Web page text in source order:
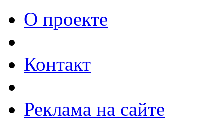
О проекте
Контакт
Реклама на сайте